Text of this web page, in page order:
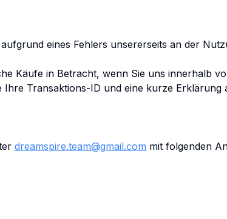
eines Fehlers unsererseits an der
Käufe in Betracht, wenn Sie uns innerhalb
Transaktions-ID und eine kurze Erklärung
dreamspire.team@gmail.com mit folgenden